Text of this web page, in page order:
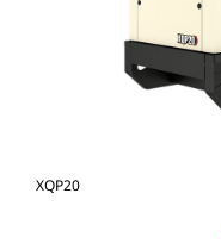
XQP20